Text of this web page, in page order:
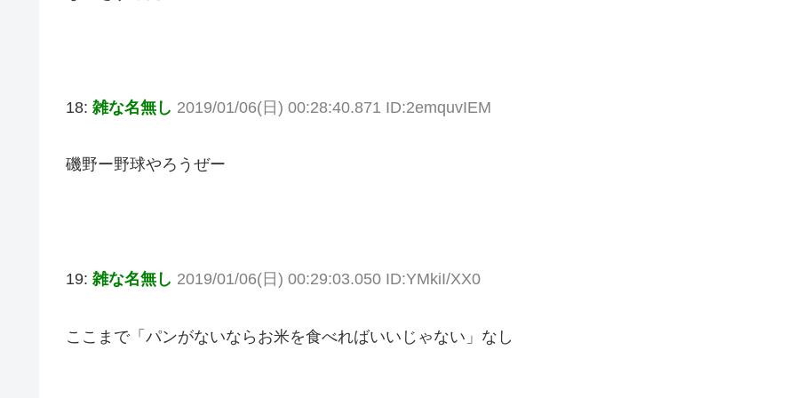
18: 雑な名無し 2019/01/06(日) 00:28:40.871 ID:2emquvIEM
磯野ー野球やろうぜー
19: 雑な名無し 2019/01/06(日) 00:29:03.050 ID:YMkiI/XX0
ここまで「パンがないならお米を食べればいいじゃない」なし